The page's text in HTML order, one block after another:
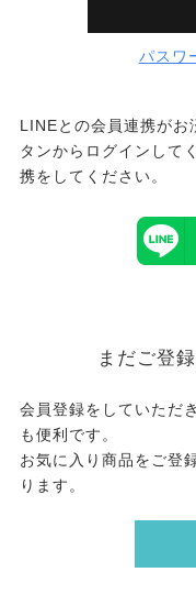
パスワ
LINEとの会員連携がお
タンからログインして
携をしてください。
まだご登
会員登録をしていただ
も便利です。
お気に入り商品をご登
ります。